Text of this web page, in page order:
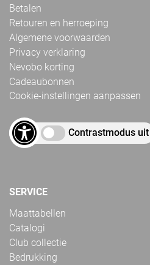
Betalen
Retouren en herroeping
Algemene voorwaarden
Privacy verklaring
Nevobo korting
Cadeaubonnen
Cookie-instellingen aanpassen
Contrastmodus uit
SERVICE
Maattabellen
Catalogi
Club collectie
Bedrukking